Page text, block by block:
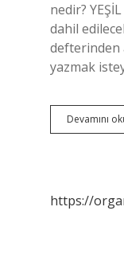
nedir?
dahil
defterinden
yazmak
Devamını
https://